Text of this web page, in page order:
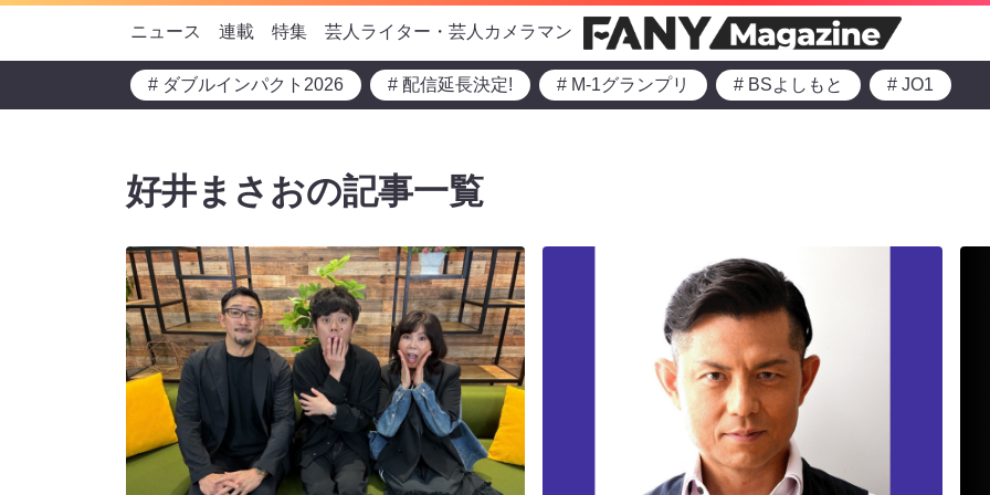
ニュース 連載 特集 芸人ライター・芸人カメラマン
# ダブルインパクト2026 # 配信延長決定! # M-1グランプリ # BSよしもと # JO1
好井まさおの記事一覧